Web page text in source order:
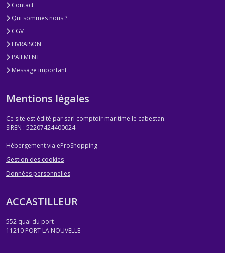
Contact
Qui sommes nous ?
CGV
LIVRAISON
PAIEMENT
Message important
Mentions légales
Ce site est édité par sarl comptoir maritime le cabestan.
SIREN : 52207424400024
Hébergement via eProShopping
Gestion des cookies
Données personnelles
ACCASTILLEUR
552 quai du port
11210 PORT LA NOUVELLE